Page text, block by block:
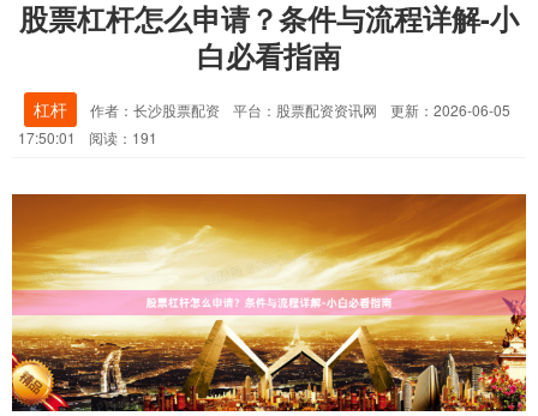
股票杠杆怎么申请？条件与流程详解-小
白必看指南
杠杆 作者：长沙股票配资 平台：股票配资资讯网
更新：2026-06-05
17:50:01
阅读：191